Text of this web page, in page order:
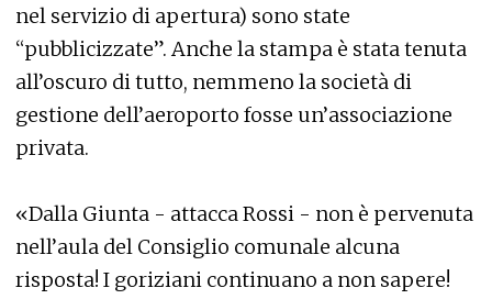
nel servizio di apertura) sono state
“pubblicizzate”. Anche la stampa è stata tenuta
all’oscuro di tutto, nemmeno la società di
gestione dell’aeroporto fosse un’associazione
privata.
«Dalla Giunta - attacca Rossi - non è pervenuta
nell’aula del Consiglio comunale alcuna
risposta! I goriziani continuano a non sapere!